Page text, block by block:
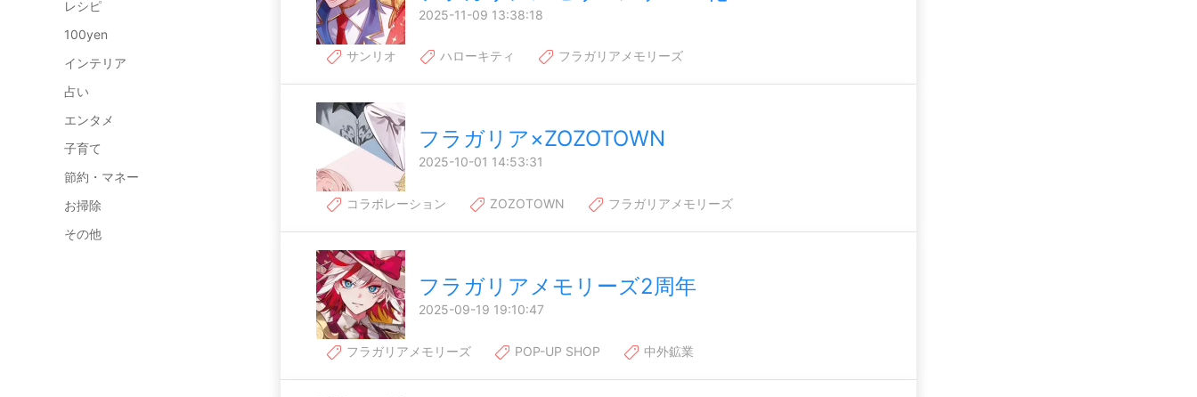
レシピ
100yen
インテリア
占い
エンタメ
子育て
節約・マネー
お掃除
その他
2025-11-09 13:38:18
サンリオ ハローキティ フラガリアメモリーズ
フラガリア×ZOZOTOWN
2025-10-01 14:53:31
コラボレーション ZOZOTOWN フラガリアメモリーズ
フラガリアメモリーズ2周年
2025-09-19 19:10:47
フラガリアメモリーズ POP-UP SHOP 中外鉱業